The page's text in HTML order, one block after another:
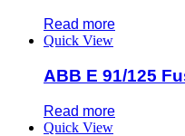
Read more
Quick View
ABB E 91/125
Read more
Quick View